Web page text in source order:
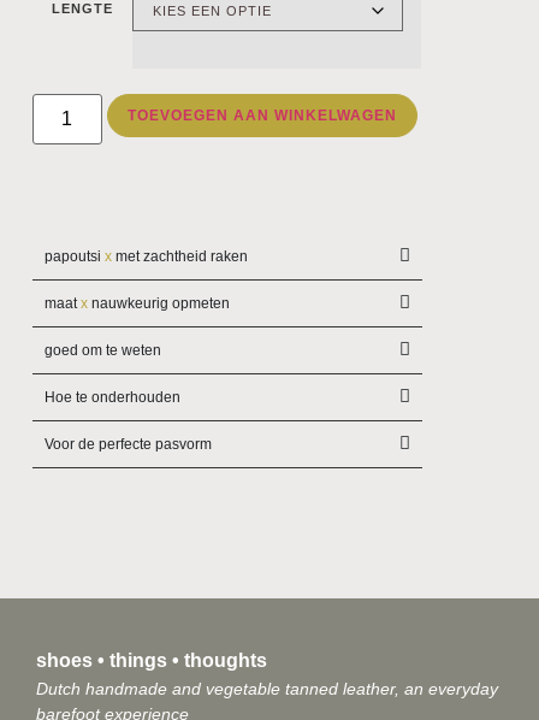
LENGTE
TOEVOEGEN AAN WINKELWAGEN
papoutsi xmet zachtheid raken
maat xnauwkeurig opmeten
goed om te weten
Hoe te onderhouden
Voor de perfecte pasvorm
shoes • things • thoughts
Dutch handmade and vegetable tanned leather, an everyday
barefoot experience